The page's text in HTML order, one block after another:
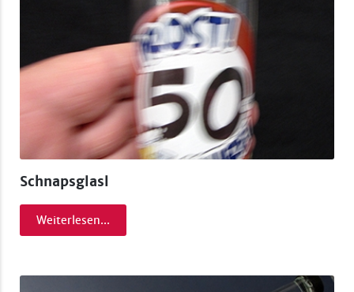
Schnapsglasl
Weiterlesen...